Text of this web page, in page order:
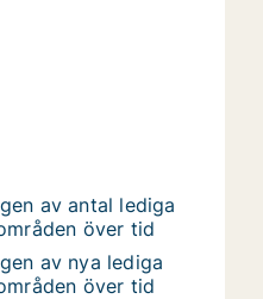
av antal lediga
över tid
av nya lediga
över tid